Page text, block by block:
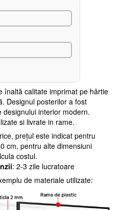
înaltă calitate imprimat pe hârtie
Designul posterilor a fost
interior modern.
si livrate in rame.
prețul este indicat pentru
cm, pentru alte dimensiuni
costul.
: 2-3 zile lucratoare
de materiale utilizate: